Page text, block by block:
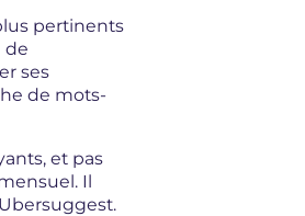
pertinents
de
ses
de mots-
et pas
Il